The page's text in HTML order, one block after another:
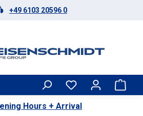
+49 6103 20596 0
Hours + Arrival